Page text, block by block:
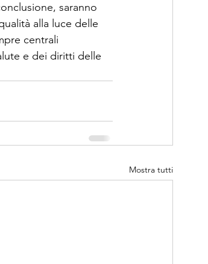
saranno
alla luce delle
centrali
e dei diritti delle
Mostra tutti